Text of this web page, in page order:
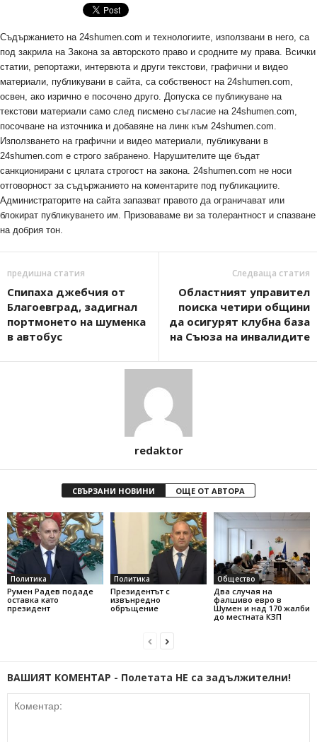
Съдържанието на 24shumen.com и технологиите, използвани в него, са
под закрила на Закона за авторското право и сродните му права. Всички
статии, репортажи, интервюта и други текстови, графични и видео
материали, публикувани в сайта, са собственост на 24shumen.com,
освен, ако изрично е посочено друго. Допуска се публикуване на
текстови материали само след писмено съгласие на 24shumen.com,
посочване на източника и добавяне на линк към 24shumen.com.
Използването на графични и видео материали, публикувани в
24shumen.com е строго забранено. Нарушителите ще бъдат
санкционирани с цялата строгост на закона. 24shumen.com не носи
отговорност за съдържанието на коментарите под публикациите.
Администраторите на сайта запазват правото да ограничават или
блокират публикуването им. Призоваваме ви за толерантност и спазване
на добрия тон.
предишна статия
Спипаха джебчия от
Благоевград, задигнал
портмонето на шуменка
в автобус
Следваща статия
Областният управител
поиска четири общини
да осигурят клубна база
на Съюза на инвалидите
redaktor
СВЪРЗАНИ НОВИНИ ОЩЕ ОТ АВТОРА
Политика
Румен Радев подаде
оставка като
президент
Политика
Президентът с
извънредно
обръщение
Общество
Два случая на
фалшиво евро в
Шумен и над 170 жалби
до местната КЗП
ВАШИЯТ КОМЕНТАР - Полетата НЕ са задължителни!